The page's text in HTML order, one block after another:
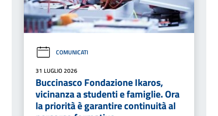
COMUNICATI
31 LUGLIO 2026
Buccinasco Fondazione Ikaros,
vicinanza a studenti e famiglie. Ora
la priorità è garantire continuità al